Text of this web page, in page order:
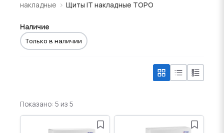
накладные
Щиты IT накладные TOPO
Наличие
Только в наличии
Показано: 5 из 5